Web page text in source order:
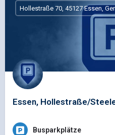
Essen, Hollestraße/
Hollestraße 70, 45127 Essen,
Busparkplätze